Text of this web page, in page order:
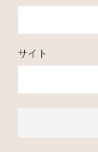
サイト